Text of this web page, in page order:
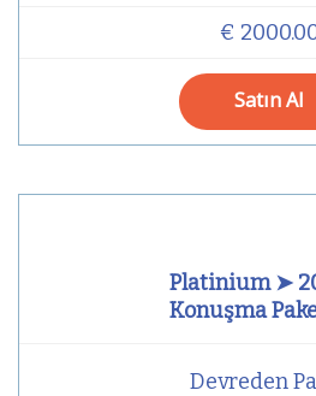
€
Satın Al
Platinium ➤
Konuşma
Devreden